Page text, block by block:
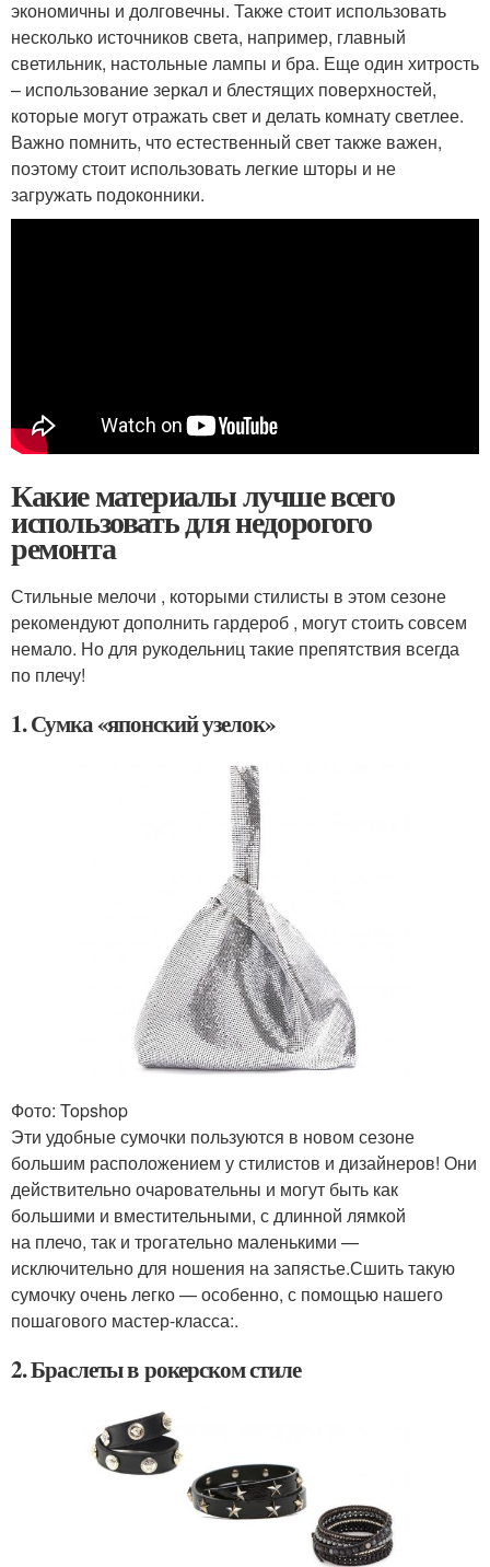
экономичны и долговечны. Также стоит использовать
несколько источников света, например, главный
светильник, настольные лампы и бра. Еще один хитрость
– использование зеркал и блестящих поверхностей,
которые могут отражать свет и делать комнату светлее.
Важно помнить, что естественный свет также важен,
поэтому стоит использовать легкие шторы и не
загружать подоконники.
Какие материалы лучше всего
использовать для недорогого
ремонта
Стильные мелочи , которыми стилисты в этом сезоне
рекомендуют дополнить гардероб , могут стоить совсем
немало. Но для рукодельниц такие препятствия всегда
по плечу!
1. Сумка «японский узелок»
Фото: Topshop
Эти удобные сумочки пользуются в новом сезоне
большим расположением у стилистов и дизайнеров! Они
действительно очаровательны и могут быть как
большими и вместительными, с длинной лямкой
на плечо, так и трогательно маленькими —
исключительно для ношения на запястье.Сшить такую
сумочку очень легко — особенно, с помощью нашего
пошагового мастер-класса:.
2. Браслеты в рокерском стиле